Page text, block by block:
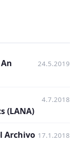
24.5.2019
(LANA)
4.7.2018
Archivo 17.1.2018